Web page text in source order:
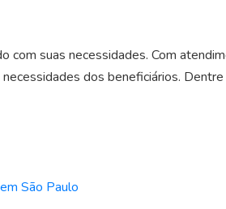
com suas necessidades. Com
dos beneficiários.
São Paulo